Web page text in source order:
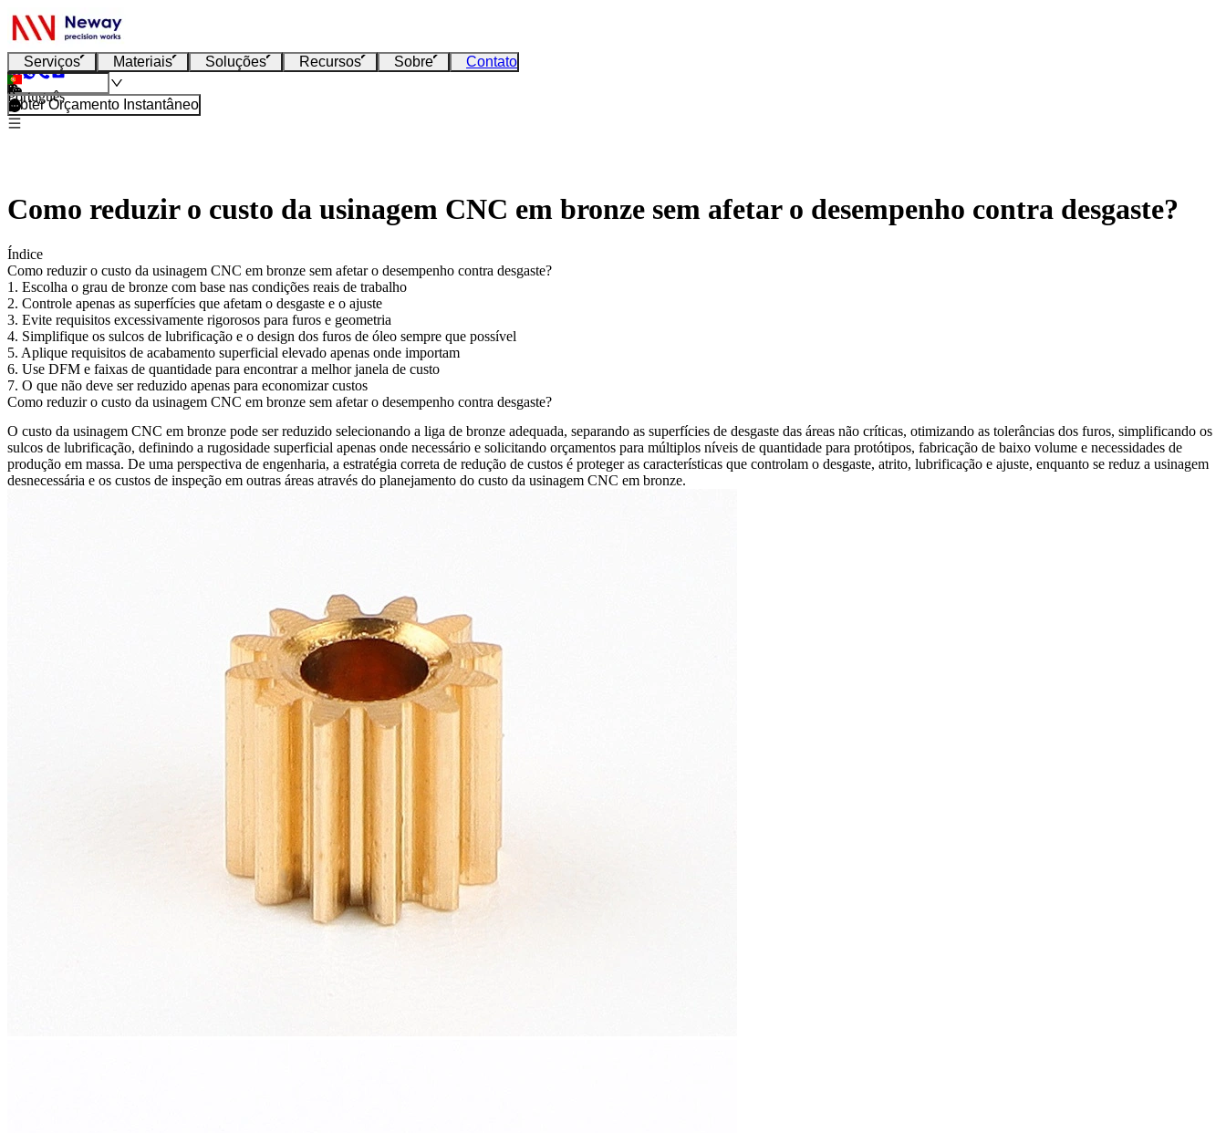
Serviços Materiais Soluções Recursos Sobre Contato
Português
Obter Orçamento Instantâneo
Como reduzir o custo da usinagem CNC em bronze sem afetar o desempenho contra desgaste?
Índice
Como reduzir o custo da usinagem CNC em bronze sem afetar o desempenho contra desgaste?
1. Escolha o grau de bronze com base nas condições reais de trabalho
2. Controle apenas as superfícies que afetam o desgaste e o ajuste
3. Evite requisitos excessivamente rigorosos para furos e geometria
4. Simplifique os sulcos de lubrificação e o design dos furos de óleo sempre que possível
5. Aplique requisitos de acabamento superficial elevado apenas onde importam
6. Use DFM e faixas de quantidade para encontrar a melhor janela de custo
7. O que não deve ser reduzido apenas para economizar custos
Como reduzir o custo da usinagem CNC em bronze sem afetar o desempenho contra desgaste?
O custo da usinagem CNC em bronze pode ser reduzido selecionando a liga de bronze adequada, separando as superfícies de desgaste das áreas não críticas, otimizando as tolerâncias dos furos, simplificando os
sulcos de lubrificação, definindo a rugosidade superficial apenas onde necessário e solicitando orçamentos para múltiplos níveis de quantidade para protótipos, fabricação de baixo volume e necessidades de
produção em massa. De uma perspectiva de engenharia, a estratégia correta de redução de custos é proteger as características que controlam o desgaste, atrito, lubrificação e ajuste, enquanto se reduz a usinagem
desnecessária e os custos de inspeção em outras áreas através do planejamento do custo da usinagem CNC em bronze.